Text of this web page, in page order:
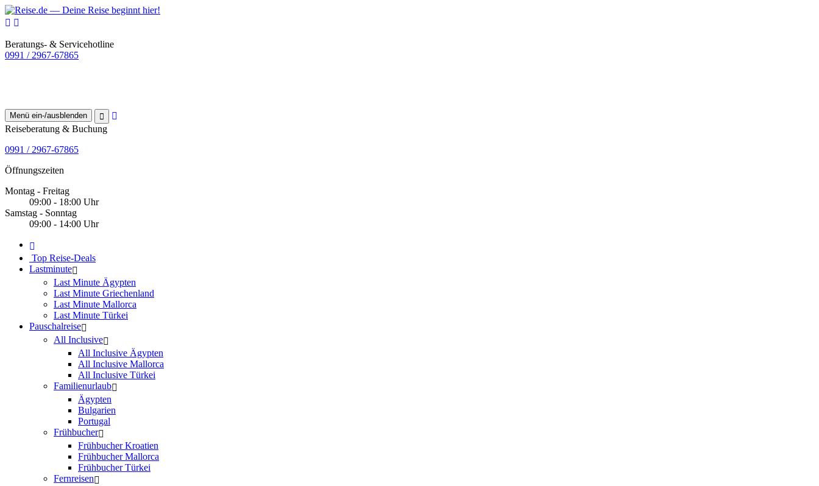
Beratungs- & Servicehotline
0991 / 2967-67865
Menü ein-/ausblenden
Reiseberatung & Buchung
0991 / 2967-67865
Öffnungszeiten
Montag - Freitag
09:00 - 18:00 Uhr
Samstag - Sonntag
09:00 - 14:00 Uhr
Top Reise-Deals
Lastminute
Last Minute Ägypten
Last Minute Griechenland
Last Minute Mallorca
Last Minute Türkei
Pauschalreise
All Inclusive
All Inclusive Ägypten
All Inclusive Mallorca
All Inclusive Türkei
Familienurlaub
Ägypten
Bulgarien
Portugal
Frühbucher
Frühbucher Kroatien
Frühbucher Mallorca
Frühbucher Türkei
Fernreisen